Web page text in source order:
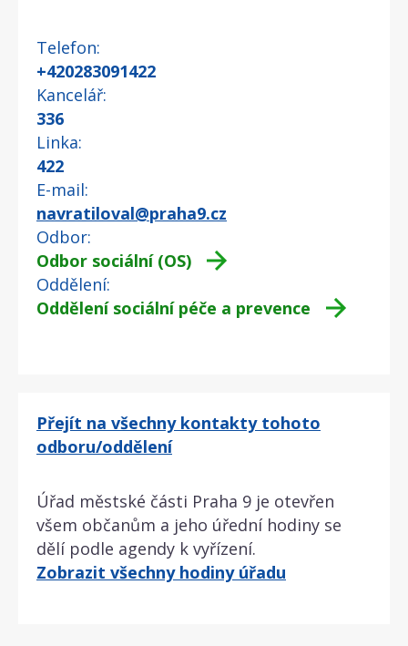
Telefon
+420283091422
Kancelář
336
Linka
422
E-mail
navratiloval@praha9.cz
Odbor
Odbor sociální (OS)
Oddělení
Oddělení sociální péče a prevence
Přejít na všechny kontakty tohoto
odboru/oddělení
Úřad městské části Praha 9 je otevřen
všem občanům a jeho úřední hodiny se
dělí podle agendy k vyřízení.
Zobrazit všechny hodiny úřadu